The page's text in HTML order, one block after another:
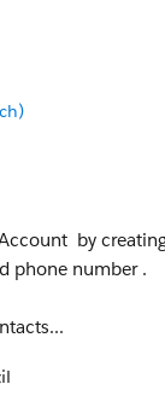
by
phone number .